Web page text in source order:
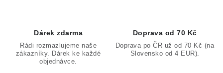
Dárek zdarma
Rádi rozmazlujeme naše
zákazníky. Dárek ke každé
objednávce.
Doprava od 70 Kč
Doprava po ČR už od 70 Kč (na
Slovensko od 4 EUR).